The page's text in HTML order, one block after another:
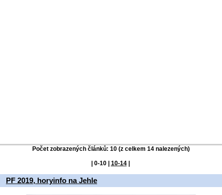
Počet zobrazených článků: 10 (z celkem 14 nalezených)
| 0-10| 10-14|
PF 2019, horyinfo na Jehle